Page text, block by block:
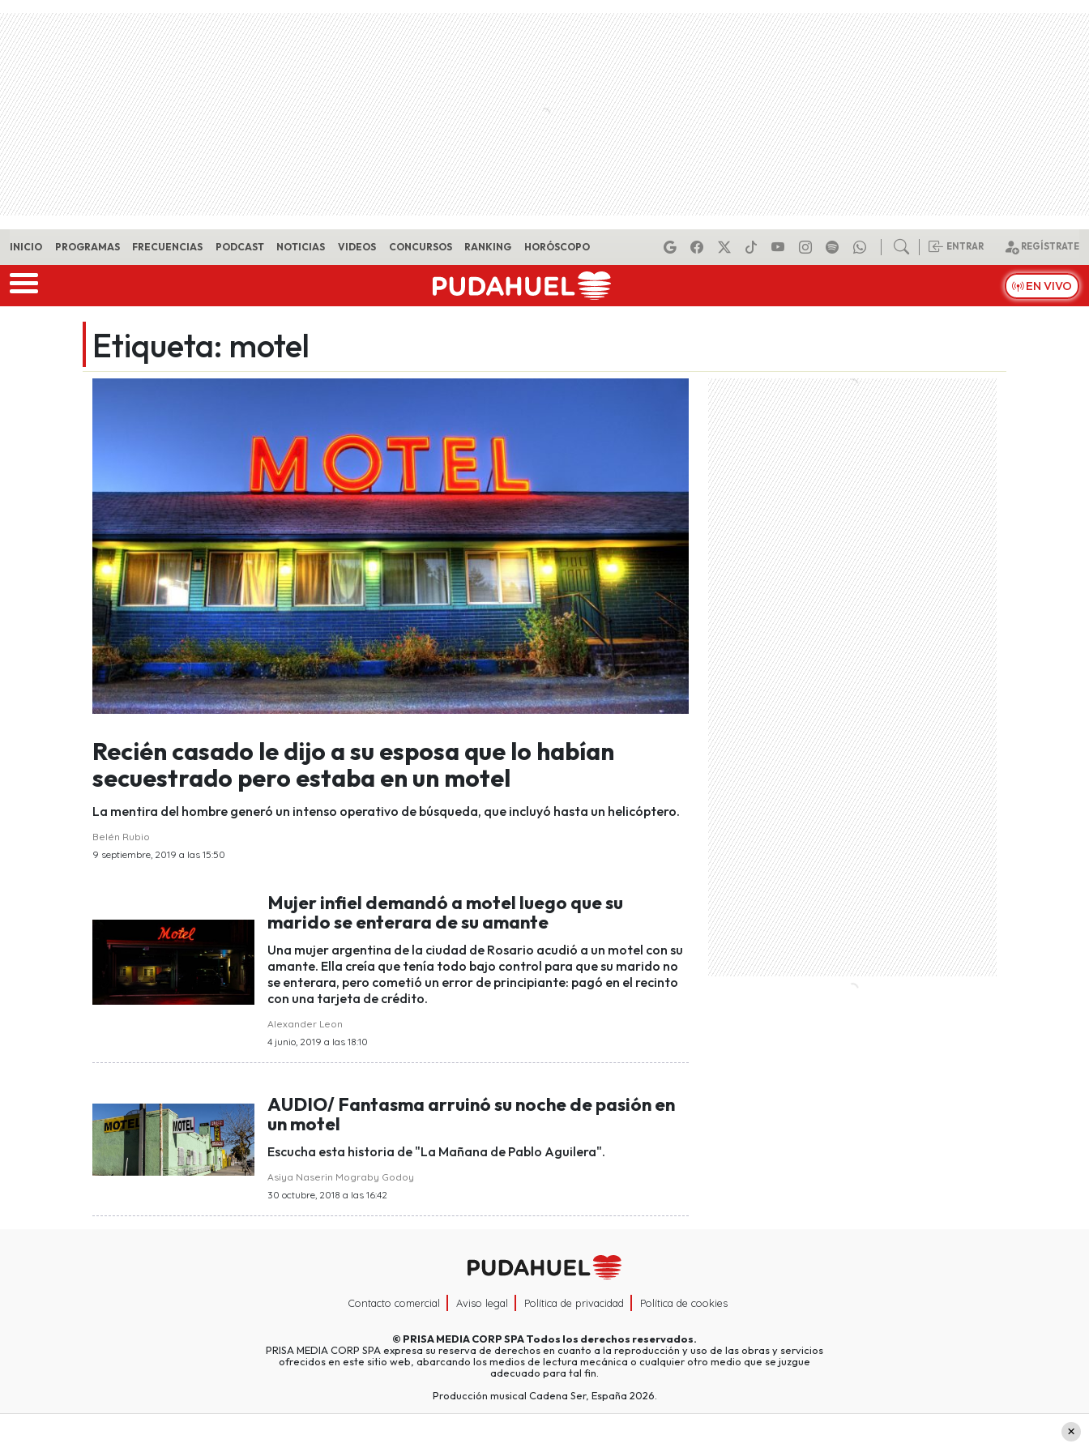
Skip to main content
INICIO PROGRAMAS FRECUENCIAS PODCAST NOTICIAS VIDEOS CONCURSOS RANKING HORÓSCOPO ENTRAR REGÍSTRATE
EN VIVO
Etiqueta: motel
Recién casado le dijo a su esposa que lo habían
secuestrado pero estaba en un motel
La mentira del hombre generó un intenso operativo de búsqueda, que incluyó hasta un helicóptero.
Belén Rubio
9 septiembre, 2019 a las 15:50
Mujer infiel demandó a motel luego que su
marido se enterara de su amante
Una mujer argentina de la ciudad de Rosario acudió a un motel con su
amante. Ella creía que tenía todo bajo control para que su marido no
se enterara, pero cometió un error de principiante: pagó en el recinto
con una tarjeta de crédito.
Alexander Leon
4 junio, 2019 a las 18:10
AUDIO/ Fantasma arruinó su noche de pasión en
un motel
Escucha esta historia de "La Mañana de Pablo Aguilera".
Asiya Naserin Mograby Godoy
30 octubre, 2018 a las 16:42
Contacto comercial Aviso legal Política de privacidad Política de cookies
© PRISA MEDIA CORP SPATodos los derechos reservados.
PRISA MEDIA CORP SPA expresa su reserva de derechos en cuanto a la reproducción y uso de las obras y servicios
ofrecidos en este sitio web, abarcando los medios de lectura mecánica o cualquier otro medio que se juzgue
adecuado para tal fin.
Producción musical Cadena Ser, España 2026.